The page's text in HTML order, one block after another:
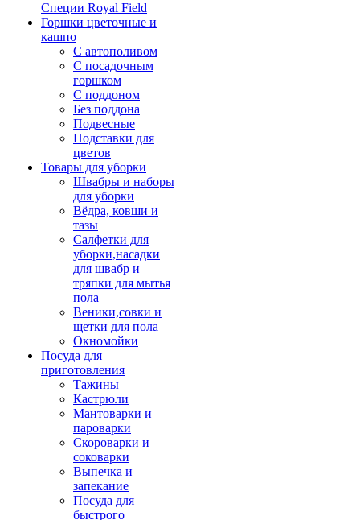
Специи Royal Field
Горшки цветочные и
кашпо
С автополивом
С посадочным
горшком
С поддоном
Без поддона
Подвесные
Подставки для
цветов
Товары для уборки
Швабры и наборы
для уборки
Вёдра, ковши и
тазы
Салфетки для
уборки,насадки
для швабр и
тряпки для мытья
пола
Веники,совки и
щетки для пола
Окномойки
Посуда для
приготовления
Тажины
Кастрюли
Мантоварки и
пароварки
Скороварки и
соковарки
Выпечка и
запекание
Посуда для
быстрого